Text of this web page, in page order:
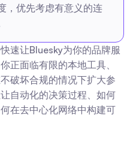
，优先考虑有意义的连
速让Bluesky为你的品牌服
正面临有限的本地工具、
破坏合规的情况下扩大参
自动化的决策过程、如何
在去中心化网络中构建可